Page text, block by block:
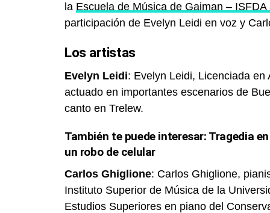
la Escuela de Música de Gaiman –
participación de Evelyn Leidi en voz y
Los artistas
Evelyn Leidi: Evelyn Leidi, Licenciada
actuado en importantes escenarios de
canto en Trelew.
También te puede interesar: Tragedia
un robo de celular
Carlos Ghiglione: Carlos Ghiglione,
Instituto Superior de Música de la
Estudios Superiores en piano del